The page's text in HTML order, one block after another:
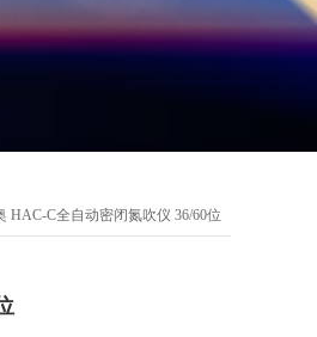
HAC-C全自动密闭氮吹仪 36/60位